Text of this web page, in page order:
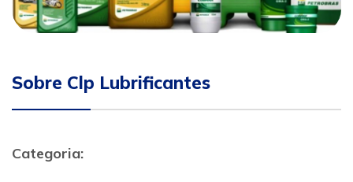
Sobre Clp Lubrificantes
Categoria: